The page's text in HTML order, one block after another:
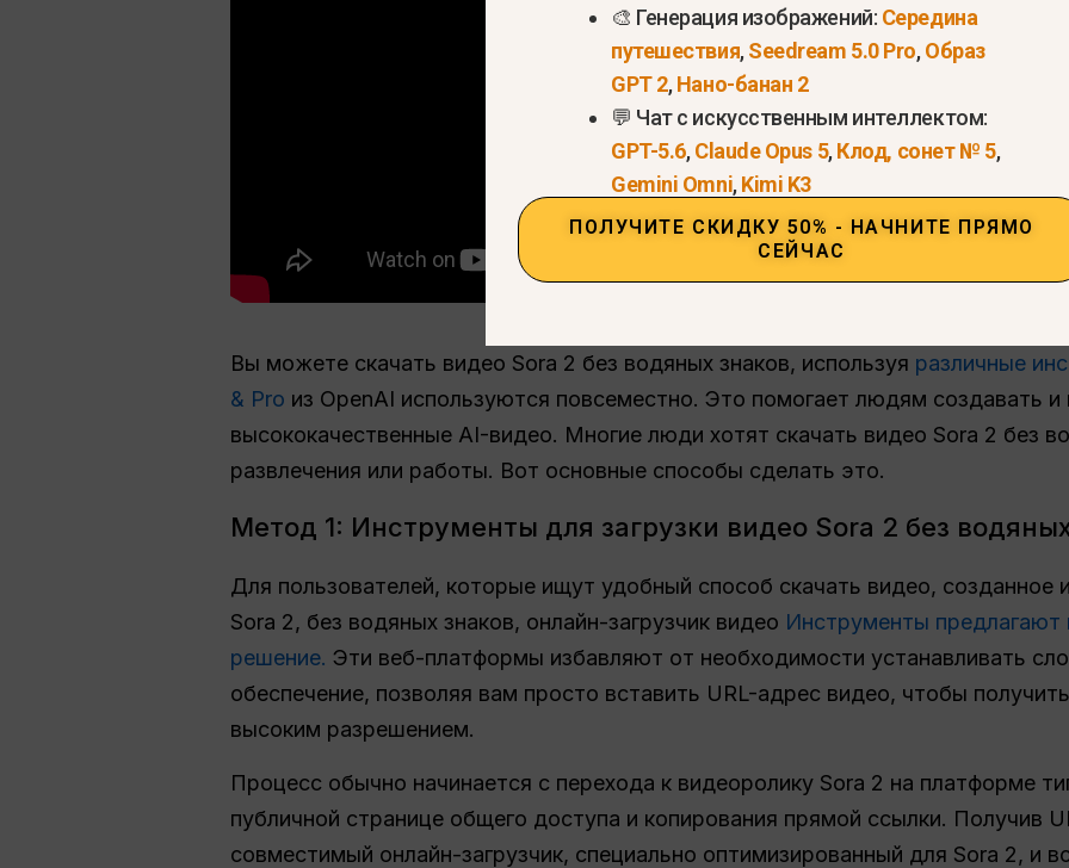
Вы можете скачать видео Sora 2 без водяных знаков, используя различные
& Pro из OpenAI используются повсеместно. Это помогает людям создавать и
высококачественные AI-видео. Многие люди хотят скачать видео Sora 2 без
развлечения или работы. Вот основные способы сделать это.
Метод 1: Инструменты для загрузки видео Sora 2 без
Для пользователей, которые ищут удобный способ скачать видео, созданное
Sora 2, без водяных знаков, онлайн-загрузчик видео Инструменты предлагают
решение. Эти веб-платформы избавляют от необходимости устанавливать
обеспечение, позволяя вам просто вставить URL-адрес видео, чтобы
высоким разрешением.
Процесс обычно начинается с перехода к видеоролику Sora 2 на платформе
публичной странице общего доступа и копирования прямой ссылки. Получив
совместимый онлайн-загрузчик, специально оптимизированный для Sora 2, и
🎨 Генерация изображений: Середина
путешествия,Seedream 5.0 Pro,Образ
GPT 2,Нано-банан 2
💬 Чат с искусственным интеллектом:
GPT-5.6,Claude Opus 5,Клод, сонет № 5,
Gemini Omni,Kimi K3
ПОЛУЧИТЕ СКИДКУ 50% - НАЧНИТЕ ПРЯМО
СЕЙЧАС